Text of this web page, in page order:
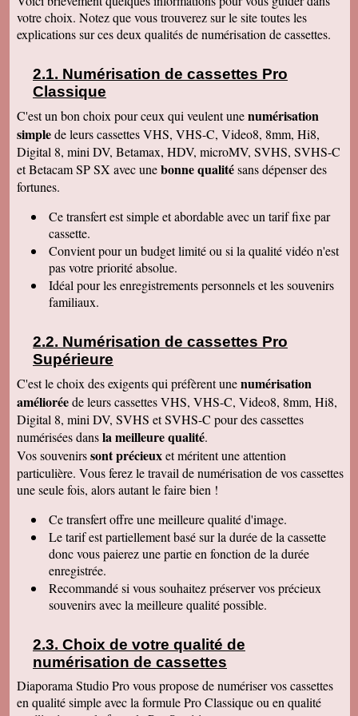
Alain L
Le service aux clients est un art Mme Masse
est une artiste qui aime son métier et se soucie
Denise J
Merci pour votre très agréable numérisation sur
facilement. J'ai déménagé en Résidence
autonomie et trouvé quelqu'un pour la lancer sur
l'écran. Mais c'était simple et évident, avec un
peu de courage et de réflexion j'y serai
parvenue. Tout fonctionne, facile d'accès.
Merci. Je garde vos coordonnées. Bien
Bernard G
Pour votre livre d'or : J'ai oublié ou plutôt remis
à plus tard ce que je devais vous écrire après
avoir reçu le disque dur. Pardonnez ma
négligence. Je tiens à vous redire toute ma
satisfaction, pour le travail accompli, mais aussi
vous remercier pour la qualité de votre relation
avec vos clients, ce qui constitue au final une
pour votre entreprise. Bien cordialement
Claudine T
de déballer et de picorer d'une cassette à l'autre.
Merci pour le travail. Nos souvenirs sont sauvés
: une grande joie pour mes enfants et mes
petits enfants. Je vous recommanderais dans
mon entourage pour votre sérieux. Merci
encore.
Aurélie V
Bonjour Sandrine !! J'ai mis du temps pour vous
écrire un commentaire très positif car nous
Merveilleux travail !!! Les films sont super !!
Excellente qualité d'images malgré l'âge des K7
:) Vous êtes une personne de confiance et je
suis heureuse de vous avoir confié les vidéos
de ma Maman décédée !! Je vous recommande
vraiment !! Prenez bien soin de vous !! Au
plaisir
Gislaine P
pas que ça rendrait aussi bien du fait que mes
cassettes sont vieilles plus de 30 ans ! Je vais
parler de vous à ma soeur qui a des cassettes a
copier aussi sur des cd. Bonne journée
votre choix. Notez que vous trouverez sur le site toutes les
explications sur ces deux qualités de numérisation de cassettes.
Numérisation de cassettes Pro
Classique
C'est un bon choix pour ceux qui veulent unenumérisation
simplede leurs cassettes VHS, VHS-C, Video8, 8mm, Hi8,
Digital 8, mini DV, Betamax, HDV, microMV, SVHS, SVHS-C
et Betacam SP SX avec unebonne qualitésans dépenser des
fortunes.
Ce transfertest simple et abordable avec un tarif fixe par
cassette.
Convient pour un budget limité ou si la qualité vidéo n'est
pas votre priorité absolue.
Idéal pour les enregistrements personnels et les souvenirs
familiaux.
Numérisation de cassettes Pro
Supérieure
C'est le choix des exigents qui préfèrent unenumérisation
amélioréede leurs cassettes VHS, VHS-C, Video8, 8mm, Hi8,
Digital 8, mini DV, SVHS et SVHS-C pour des cassettes
numérisées dansla meilleure qualité.
Vos souvenirssont précieuxet méritent une attention
particulière. Vous ferez le travail de numérisation de vos cassettes
une seule fois, alors autant le faire bien !
Ce transfertoffre une meilleure qualité d'image.
Le tarif est partiellement basé sur la durée de la cassette
donc vous paierez une partie en fonction de la durée
enregistrée.
Recommandé si vous souhaitez préserver vos précieux
souvenirs avec la meilleure qualité possible.
Choix de votre qualité de
numérisation de cassettes
Diaporama Studio Pro vous propose de numériser vos cassettes
en qualité simple avec la formule Pro Classique ou en qualité